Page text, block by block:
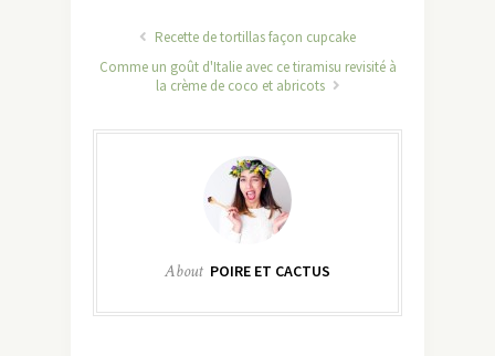
Recette de tortillas façon cupcake
Comme un goût d'Italie avec ce tiramisu revisité à
la crème de coco et abricots
About POIRE ET CACTUS